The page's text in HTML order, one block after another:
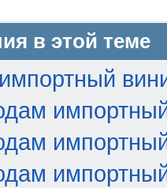
в этой теме